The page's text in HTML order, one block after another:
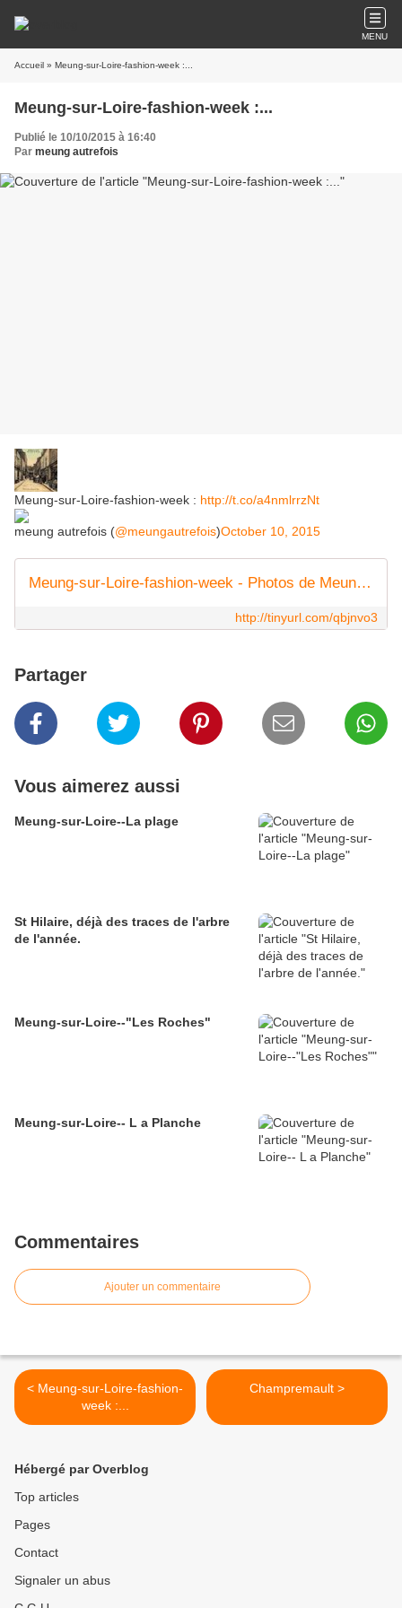
MENU
Accueil » Meung-sur-Loire-fashion-week :...
Meung-sur-Loire-fashion-week :...
Publié le 10/10/2015 à 16:40
Par meung autrefois
Meung-sur-Loire-fashion-week : http://t.co/a4nmlrrzNt
meung autrefois (@meungautrefois)October 10, 2015
Meung-sur-Loire-fashion-week - Photos de Meung sur Loire et sa région
http://tinyurl.com/qbjnvo3
Partager
Vous aimerez aussi
Meung-sur-Loire--La plage
St Hilaire, déjà des traces de l'arbre
de l'année.
Meung-sur-Loire--"Les Roches"
Meung-sur-Loire-- L a Planche
Commentaires
Ajouter un commentaire
< Meung-sur-Loire-fashion-
week :...
Champremault >
Hébergé par Overblog
Top articles
Pages
Contact
Signaler un abus